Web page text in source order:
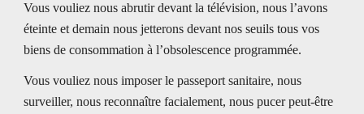
Vous vouliez nous abrutir devant la télévision, nous l’avons
éteinte et demain nous jetterons devant nos seuils tous vos
biens de consommation à l’obsolescence programmée.
Vous vouliez nous imposer le passeport sanitaire, nous
surveiller, nous reconnaître facialement, nous pucer peut-être